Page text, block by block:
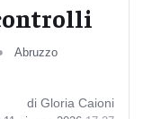
Abruzzo
di Gloria Caioni